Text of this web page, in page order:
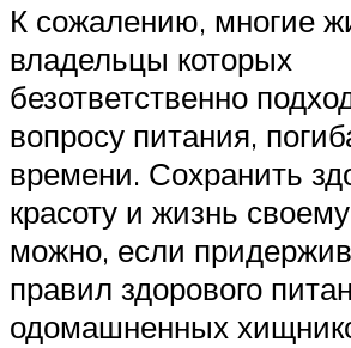
К сожалению, многие
владельцы которых
безответственно
вопросу питания,
времени. Сохранить
красоту и жизнь
можно, если
правил здорового
одомашненных